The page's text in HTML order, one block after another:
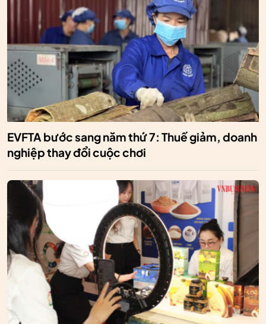
EVFTA bước sang năm thứ 7: Thuế giảm, doanh
nghiệp thay đổi cuộc chơi